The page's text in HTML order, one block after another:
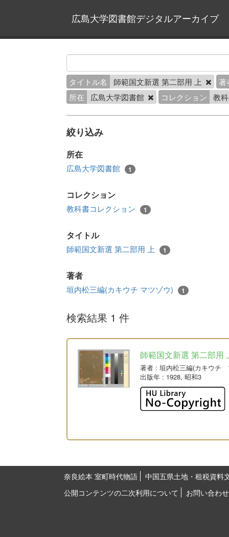
広島大学図書館デジタルアーカイブ
タイトル名 師範国文新選 第二部用 上
著
所在
広島大学図書館 コレクション 教
絞り込み
所在
広島大学図書館 1
コレクション
教科書コレクション 1
タイトル
師範国文新選 第二部用 上 1
著者
垣内松三編(カキウチ マツゾウ) 1
検索結果 1 件
師範国文新選 第二部用
著者 : 垣内松三編(カキウチ
出版年 : 1928, 昭和3
奈良絵本 室町時代物語
中国五県土地・租税資料
公開コンテンツの二次利用について
お問い合わせ